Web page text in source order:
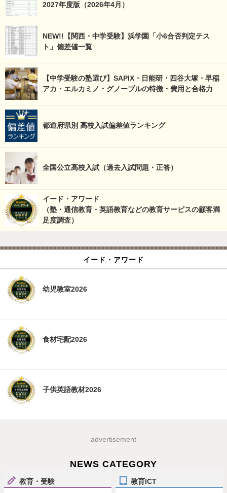
2027年度版（2026年4月）
NEW!!【関西・中学受験】浜学園「小6合否判定テス
ト」偏差値一覧
【中学受験の塾選び】SAPIX・日能研・四谷大塚・早稲
アカ・エルカミノ・グノーブルの特徴・費用と合格力
都道府県別 高校入試偏差値ランキング
全国公立高校入試（過去入試問題・正答）
イード・アワード
（塾・通信教育・英語教育などの教育サービスの顧客満
足度調査）
イード・アワード
幼児教室2026
食材宅配2026
子供英語教材2026
advertisement
NEWS CATEGORY
教育・受験 教育ICT